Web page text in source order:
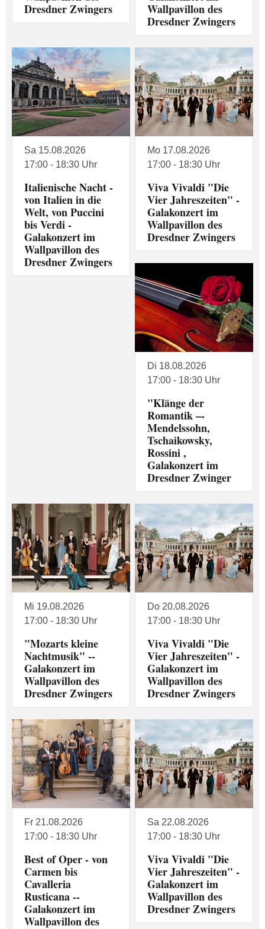
Dresdner Zwingers
Wallpavillon des
Dresdner Zwingers
Sa 15.08.2026
17:00 - 18:30 Uhr
Italienische Nacht -
von Italien in die
Welt, von Puccini
bis Verdi -
Galakonzert im
Wallpavillon des
Dresdner Zwingers
Mo 17.08.2026
17:00 - 18:30 Uhr
Viva Vivaldi "Die
Vier Jahreszeiten" -
Galakonzert im
Wallpavillon des
Dresdner Zwingers
Di 18.08.2026
17:00 - 18:30 Uhr
"Klänge der
Romantik –-
Mendelssohn,
Tschaikowsky,
Rossini ,
Galakonzert im
Dresdner Zwinger
Mi 19.08.2026
17:00 - 18:30 Uhr
"Mozarts kleine
Nachtmusik" --
Galakonzert im
Wallpavillon des
Dresdner Zwingers
Do 20.08.2026
17:00 - 18:30 Uhr
Viva Vivaldi "Die
Vier Jahreszeiten" -
Galakonzert im
Wallpavillon des
Dresdner Zwingers
Fr 21.08.2026
17:00 - 18:30 Uhr
Best of Oper - von
Carmen bis
Cavalleria
Rusticana --
Galakonzert im
Wallpavillon des
Sa 22.08.2026
17:00 - 18:30 Uhr
Viva Vivaldi "Die
Vier Jahreszeiten" -
Galakonzert im
Wallpavillon des
Dresdner Zwingers